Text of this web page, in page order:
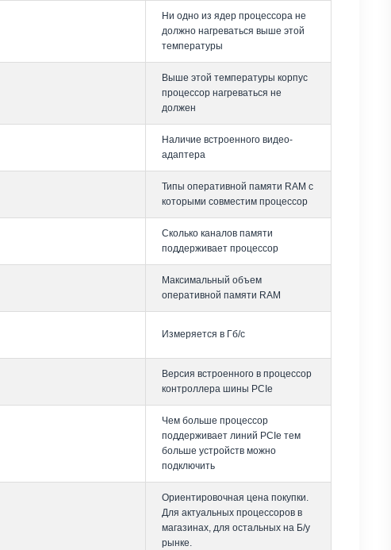
Ни одно из ядер процессора не
должно нагреваться выше этой
температуры
Выше этой температуры корпус
процессор нагреваться не
должен
Наличие встроенного видео-
адаптера
Типы оперативной памяти RAM с
которыми совместим процессор
Сколько каналов памяти
поддерживает процессор
Максимальный объем
оперативной памяти RAM
Измеряется в Гб/с
Версия встроенного в процессор
контроллера шины PCIe
Чем больше процессор
поддерживает линий PCIe тем
больше устройств можно
подключить
Ориентировочная цена покупки.
Для актуальных процессоров в
магазинах, для остальных на Б/у
рынке.